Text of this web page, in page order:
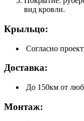
вид кровли.
Крыльцо:
Согласно
Доставка:
До 150км от
Монтаж: